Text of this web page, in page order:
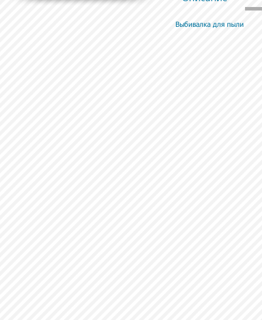
Выбивалка для пыли